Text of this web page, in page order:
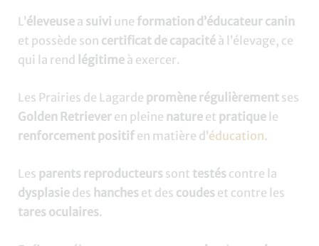
L’éleveuse a suivi une formation d’éducateur canin
et possède son certificat de capacité à l’élevage, ce
qui la rend légitime à exercer.
Les Prairies de Lagarde promène régulièrement ses
Golden Retriever en pleine nature et pratique le
renforcement positif en matière d’éducation.
Les parents reproducteurs sont testés contre la
dysplasie des hanches et des coudes et contre les
tares oculaires.